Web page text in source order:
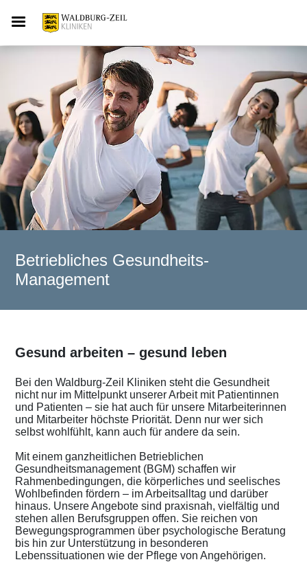
Betriebliches Gesundheits-
Management
Gesund arbeiten – gesund leben
Bei den Waldburg-Zeil Kliniken steht die Gesundheit
nicht nur im Mittelpunkt unserer Arbeit mit Patientinnen
und Patienten – sie hat auch für unsere Mitarbeiterinnen
und Mitarbeiter höchste Priorität. Denn nur wer sich
selbst wohlfühlt, kann auch für andere da sein.
Mit einem ganzheitlichen Betrieblichen
Gesundheitsmanagement (BGM) schaffen wir
Rahmenbedingungen, die körperliches und seelisches
Wohlbefinden fördern – im Arbeitsalltag und darüber
hinaus. Unsere Angebote sind praxisnah, vielfältig und
stehen allen Berufsgruppen offen. Sie reichen von
Bewegungsprogrammen über psychologische Beratung
bis hin zur Unterstützung in besonderen
Lebenssituationen wie der Pflege von Angehörigen.